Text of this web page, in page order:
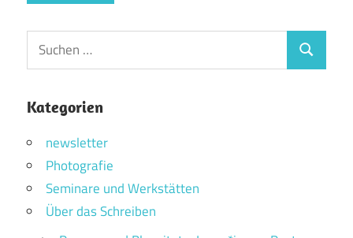
Suchen
nach:
Suchen
Kategorien
newsletter
Photografie
Seminare und Werkstätten
Über das Schreiben